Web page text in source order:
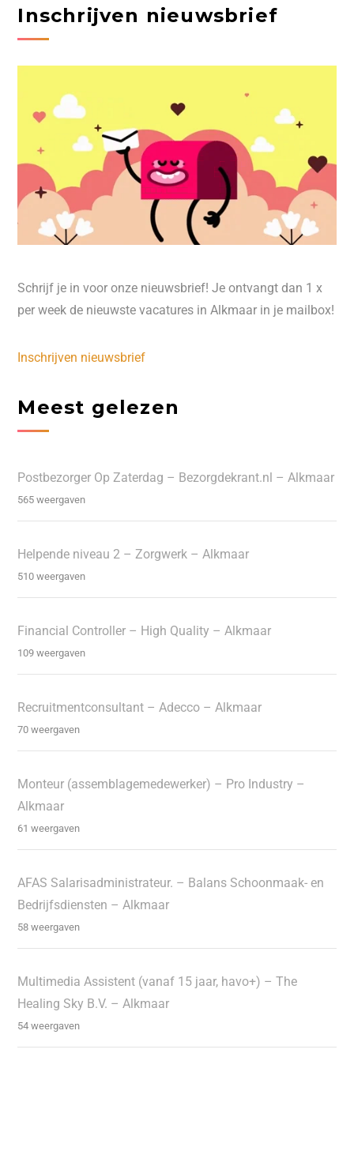
Inschrijven nieuwsbrief
Schrijf je in voor onze nieuwsbrief! Je ontvangt dan 1 x
per week de nieuwste vacatures in Alkmaar in je mailbox!
Inschrijven nieuwsbrief
Meest gelezen
Postbezorger Op Zaterdag – Bezorgdekrant.nl – Alkmaar
565 weergaven
Helpende niveau 2 – Zorgwerk – Alkmaar
510 weergaven
Financial Controller – High Quality – Alkmaar
109 weergaven
Recruitmentconsultant – Adecco – Alkmaar
70 weergaven
Monteur (assemblagemedewerker) – Pro Industry –
Alkmaar
61 weergaven
AFAS Salarisadministrateur. – Balans Schoonmaak- en
Bedrijfsdiensten – Alkmaar
58 weergaven
Multimedia Assistent (vanaf 15 jaar, havo+) – The
Healing Sky B.V. – Alkmaar
54 weergaven